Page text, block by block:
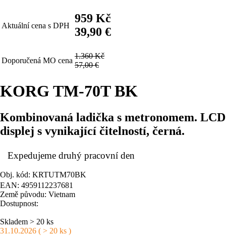
Aktuální cena s DPH
959 Kč
39,90 €
Doporučená MO cena
1.360 Kč
57,00 €
KORG TM-70T BK
Kombinovaná ladička s metronomem. LCD
displej s vynikající čitelností, černá.
Expedujeme druhý pracovní den
Obj. kód: KRTUTM70BK
EAN: 4959112237681
Země původu: Vietnam
Dostupnost:
Skladem > 20 ks
31.10.2026 ( > 20 ks )